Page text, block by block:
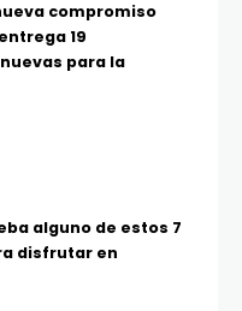
compromiso
19
para la
alguno de estos 7
disfrutar en